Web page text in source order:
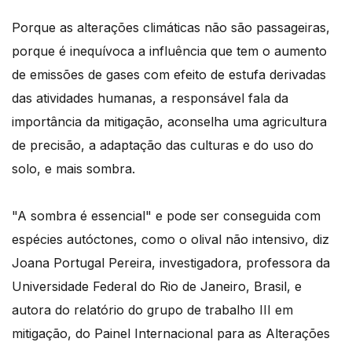
Porque as alterações climáticas não são passageiras,
porque é inequívoca a influência que tem o aumento
de emissões de gases com efeito de estufa derivadas
das atividades humanas, a responsável fala da
importância da mitigação, aconselha uma agricultura
de precisão, a adaptação das culturas e do uso do
solo, e mais sombra.
"A sombra é essencial" e pode ser conseguida com
espécies autóctones, como o olival não intensivo, diz
Joana Portugal Pereira, investigadora, professora da
Universidade Federal do Rio de Janeiro, Brasil, e
autora do relatório do grupo de trabalho III em
mitigação, do Painel Internacional para as Alterações